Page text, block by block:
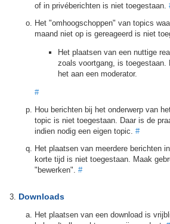
of in privéberichten is niet toegestaan.
Het "omhoogschoppen" van topics
maand niet op is gereageerd is niet
Het plaatsen van een nuttige
zoals voortgang, is toegestaan.
het aan een moderator.
#
Hou berichten bij het onderwerp van
topic is niet toegestaan. Daar is de
indien nodig een eigen topic. #
Het plaatsen van meerdere berichten
korte tijd is niet toegestaan. Maak
"bewerken". #
Downloads
Het plaatsen van een download is